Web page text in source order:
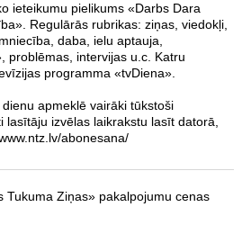
ieteikumu pielikums «Darbs Dara
Regulārās rubrikas: ziņas, viedokļi,
daba, ielu aptauja,
problēmas, intervijas u.c. Katru
programma «tvDiena».
apmeklē vairāki tūkstoši
lasītāju izvēlas laikrakstu lasīt datorā,
abonesana/
Tukuma Ziņas» pakalpojumu cenas